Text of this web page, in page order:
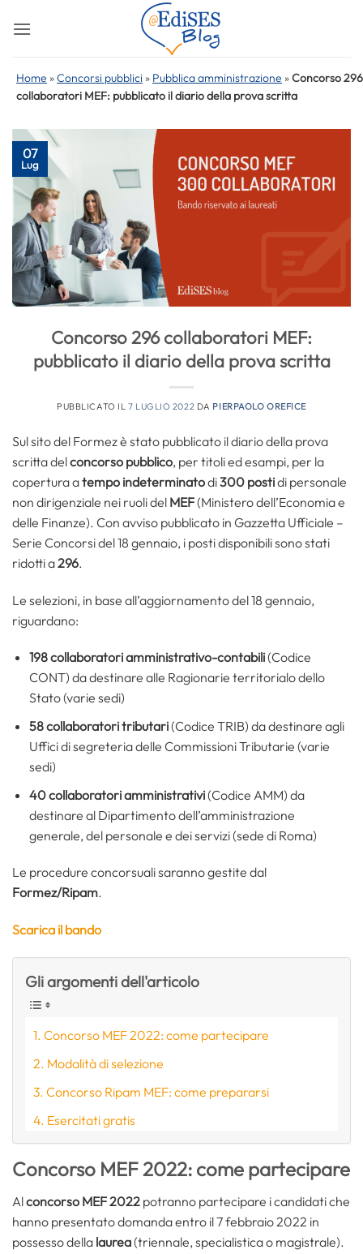
Home »Concorsi pubblici » Pubblica amministrazione »Concorso 296
collaboratori MEF: pubblicato il diario della prova scritta
07
Lug
Concorso 296 collaboratori MEF:
pubblicato il diario della prova scritta
PUBBLICATO IL 7 LUGLIO 2022 DA PIERPAOLO OREFICE
Sul sito del Formez è stato pubblicato il diario della prova
scritta delconcorso pubblico, per titoli ed esampi, per la
copertura atempo indeterminatodi300 postidi personale
non dirigenziale nei ruoli del MEF(Ministero dell’Economia e
delle Finanze). Con avviso pubblicato in Gazzetta Ufficiale –
Serie Concorsi del 18 gennaio, i posti disponibili sono stati
ridotti a296.
Le selezioni, in base all’aggiornamento del 18 gennaio,
riguardano:
198 collaboratori amministrativo-contabili(Codice
CONT) da destinare alle Ragionarie territorialo dello
Stato (varie sedi)
58 collaboratori tributari(Codice TRIB) da destinare agli
Uffici di segreteria delle Commissioni Tributarie (varie
sedi)
40 collaboratori amministrativi(Codice AMM) da
destinare al Dipartimento dell’amministrazione
generale, del personale e dei servizi (sede di Roma)
Le procedure concorsuali saranno gestite dal
Formez/Ripam.
Scarica il bando
Gli argomenti dell'articolo
Concorso MEF 2022: come partecipare
Modalità di selezione
Concorso Ripam MEF: come prepararsi
Esercitati gratis
Concorso MEF 2022: come partecipare
Alconcorso MEF 2022 potranno partecipare i candidati che
hanno presentato domanda entro il 7 febbraio 2022 in
possesso della laurea(triennale, specialistica o magistrale).